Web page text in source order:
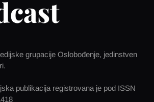
grupacije Oslobođenje, jedinstven
publikacija registrovana je pod ISSN